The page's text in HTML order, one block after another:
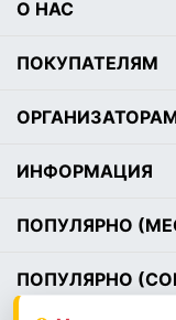
О НАС
ПОКУПАТЕЛЯМ
ИНФОРМАЦИЯ
ПОПУЛЯРНО
ПОПУЛЯРНО